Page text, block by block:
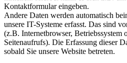
Kontaktformular eingeben.
Andere Daten werden automatisch
unsere IT-Systeme erfasst. Das sind
(z.B. Internetbrowser, Betriebssystem
Seitenaufrufs). Die Erfassung dieser
sobald Sie unsere Website betreten.